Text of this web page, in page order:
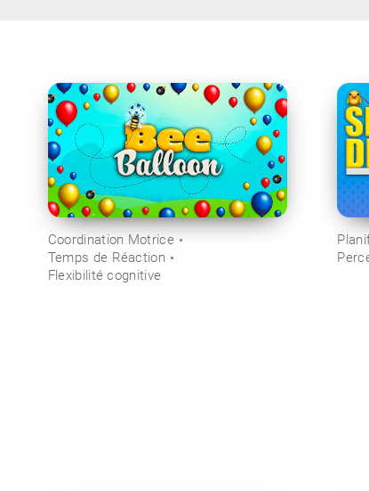
Coordination Motrice
Temps de Réaction
Flexibilité cognitive